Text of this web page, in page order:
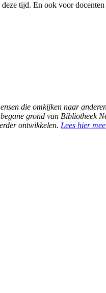
tijd. En ook voor
die omkijken naar
grond van Bibliotheek
ontwikkelen. Lees hier